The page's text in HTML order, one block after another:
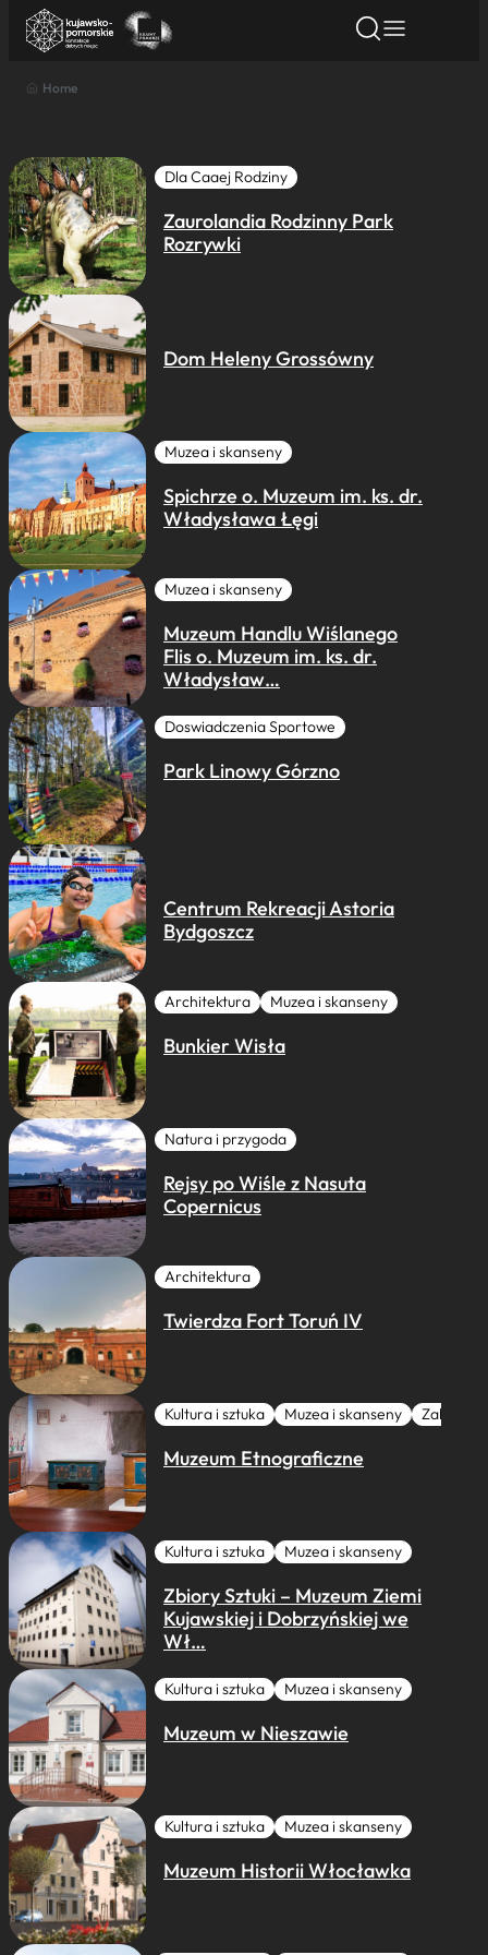
Nazwa atrakcji
Miasto
Kategoria
Home
Dla Caaej Rodziny
Zaurolandia Rodzinny Park
Rozrywki
Dom Heleny Grossówny
Muzea i skanseny
Spichrze o. Muzeum im. ks. dr.
Władysława Łęgi
Muzea i skanseny
Muzeum Handlu Wiślanego
Flis o. Muzeum im. ks. dr.
Władysław…
Doswiadczenia Sportowe
Park Linowy Górzno
Centrum Rekreacji Astoria
Bydgoszcz
Architektura Muzea i skanseny
Bunkier Wisła
Natura i przygoda
Rejsy po Wiśle z Nasuta
Copernicus
Architektura
Twierdza Fort Toruń IV
Kultura i sztuka Muzea i skanseny Zabytki I
Muzeum Etnograficzne
Kultura i sztuka Muzea i skanseny
Zbiory Sztuki – Muzeum Ziemi
Kujawskiej i Dobrzyńskiej we
Wł…
Kultura i sztuka Muzea i skanseny
Muzeum w Nieszawie
Kultura i sztuka Muzea i skanseny
Muzeum Historii Włocławka